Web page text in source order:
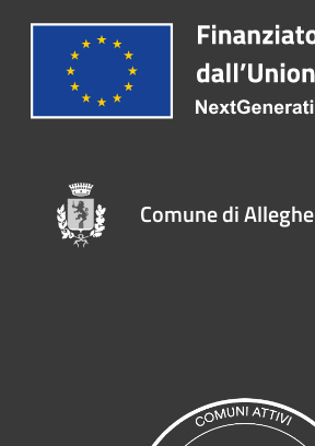
Comune di Alleghe